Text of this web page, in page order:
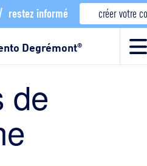
restez informé créer votre
Degrémont®
de